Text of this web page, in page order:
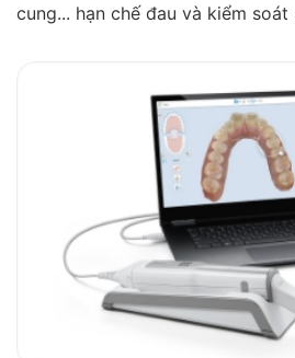
cung... hạn chế đau và kiểm